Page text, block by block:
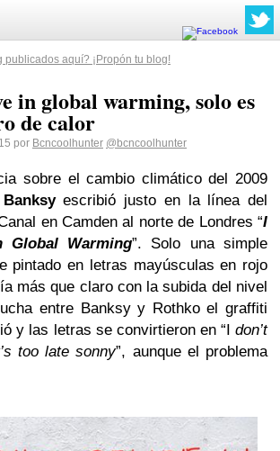
publicados aquí? ¡Propón tu blog!
in global warming, solo es
de calor
por Bcncoolhunter @bcncoolhunter
sobre el cambio climático del 2009
Banksyescribió justo en la línea del
en Camden al norte de Londres “I
Global Warming”. Solo una simple
pintado en letras mayúsculas en rojo
más que claro con la subida del nivel
entre Banksy y Rothko el graffiti
y las letras se convirtieron en “I don’t
too late sonny”, aunque el problema